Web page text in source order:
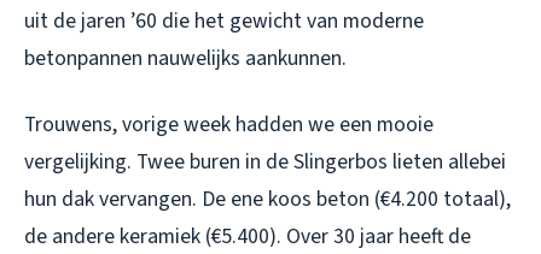
uit de jaren ’60 die het gewicht van moderne
betonpannen nauwelijks aankunnen.
Trouwens, vorige week hadden we een mooie
vergelijking. Twee buren in de Slingerbos lieten allebei
hun dak vervangen. De ene koos beton (€4.200 totaal),
de andere keramiek (€5.400). Over 30 jaar heeft de